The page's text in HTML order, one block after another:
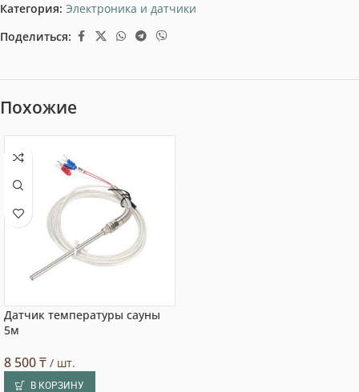
Категория: Электроника и датчики
Поделиться:
Похожие
Датчик температуры сауны
5м
8 500₸ / шт.
В КОРЗИНУ